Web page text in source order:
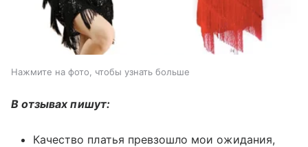
Нажмите на фото, чтобы узнать больше
В отзывах пишут:
Качество платья превзошло мои ожидания,